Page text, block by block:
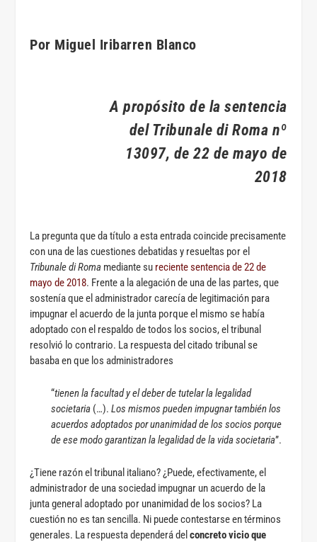
Por Miguel Iribarren Blanco
A propósito de la sentencia
del Tribunale di Roma nº
13097, de 22 de mayo de
2018
La pregunta que da título a esta entrada coincide precisamente
con una de las cuestiones debatidas y resueltas por el
Tribunale di Roma mediante su reciente sentencia de 22 de
mayo de 2018. Frente a la alegación de una de las partes, que
sostenía que el administrador carecía de legitimación para
impugnar el acuerdo de la junta porque el mismo se había
adoptado con el respaldo de todos los socios, el tribunal
resolvió lo contrario. La respuesta del citado tribunal se
basaba en que los administradores
“tienen la facultad y el deber de tutelar la legalidad
societaria (…).Los mismos pueden impugnar también los
acuerdos adoptados por unanimidad de los socios porque
de ese modo garantizan la legalidad de la vida societaria”.
¿Tiene razón el tribunal italiano? ¿Puede, efectivamente, el
administrador de una sociedad impugnar un acuerdo de la
junta general adoptado por unanimidad de los socios? La
cuestión no es tan sencilla. Ni puede contestarse en términos
generales. La respuesta dependerá del concreto vicio que